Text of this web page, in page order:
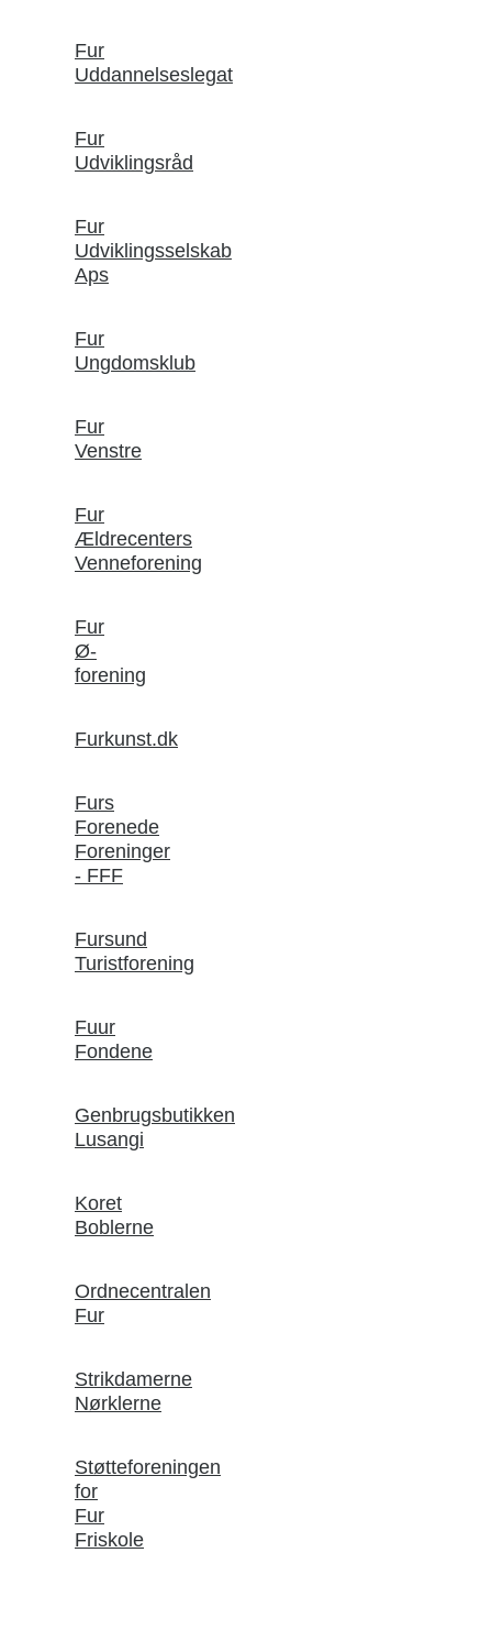
Fur
Uddannelseslegat
Fur
Udviklingsråd
Fur
Udviklingsselskab
Aps
Fur
Ungdomsklub
Fur
Venstre
Fur
Ældrecenters
Venneforening
Fur
Ø-
forening
Furkunst.dk
Furs
Forenede
Foreninger
- FFF
Fursund
Turistforening
Fuur
Fondene
Genbrugsbutikken
Lusangi
Koret
Boblerne
Ordnecentralen
Fur
Strikdamerne
Nørklerne
Støtteforeningen
for
Fur
Friskole